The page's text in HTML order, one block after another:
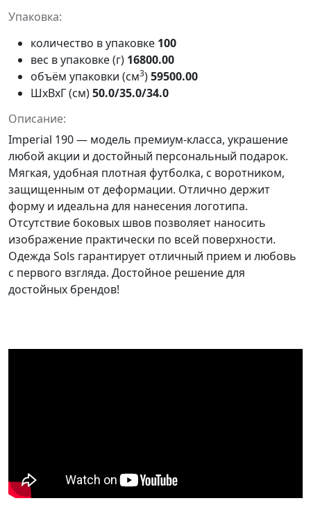
Упаковка:
количество в упаковке 100
вес в упаковке (г) 16800.00
объём упаковки (см3)59500.00
ШxВxГ (см)50.0/35.0/34.0
Описание:
Imperial 190— модель премиум-класса, украшение
любой акции и достойный персональный подарок.
Мягкая, удобная плотная футболка, с воротником,
защищенным от деформации. Отлично держит
форму и идеальна для нанесения логотипа.
Отсутствие боковых швов позволяет наносить
изображение практически по всей поверхности.
Одежда Sols гарантирует отличный прием и любовь
с первого взгляда. Достойное решение для
достойных брендов!